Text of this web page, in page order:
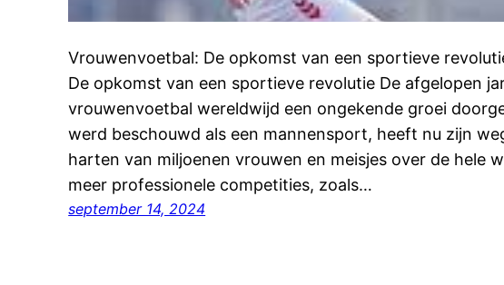
Vrouwenvoetbal: De opkomst van een sportieve
De opkomst van een sportieve revolutie De afgelopen
vrouwenvoetbal wereldwijd een ongekende groei
werd beschouwd als een mannensport, heeft nu zijn
harten van miljoenen vrouwen en meisjes over de hele
meer professionele competities, zoals…
september 14, 2024